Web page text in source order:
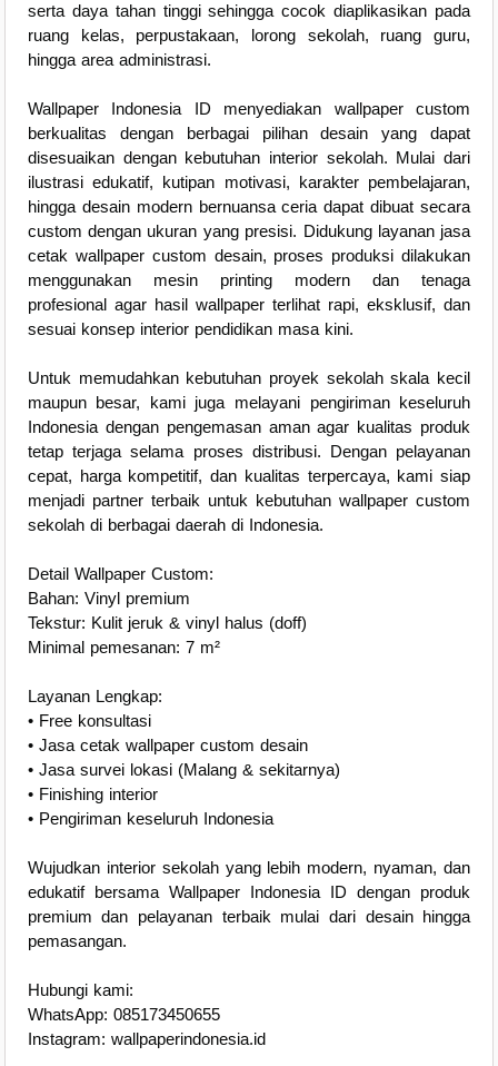
serta daya tahan tinggi sehingga cocok diaplikasikan pada
ruang kelas, perpustakaan, lorong sekolah, ruang guru,
hingga area administrasi.
Wallpaper Indonesia ID menyediakan wallpaper custom
berkualitas dengan berbagai pilihan desain yang dapat
disesuaikan dengan kebutuhan interior sekolah. Mulai dari
ilustrasi edukatif, kutipan motivasi, karakter pembelajaran,
hingga desain modern bernuansa ceria dapat dibuat secara
custom dengan ukuran yang presisi. Didukung layanan jasa
cetak wallpaper custom desain, proses produksi dilakukan
menggunakan mesin printing modern dan tenaga
profesional agar hasil wallpaper terlihat rapi, eksklusif, dan
sesuai konsep interior pendidikan masa kini.
Untuk memudahkan kebutuhan proyek sekolah skala kecil
maupun besar, kami juga melayani pengiriman keseluruh
Indonesia dengan pengemasan aman agar kualitas produk
tetap terjaga selama proses distribusi. Dengan pelayanan
cepat, harga kompetitif, dan kualitas terpercaya, kami siap
menjadi partner terbaik untuk kebutuhan wallpaper custom
sekolah di berbagai daerah di Indonesia.
Detail Wallpaper Custom:
Bahan: Vinyl premium
Tekstur: Kulit jeruk & vinyl halus (doff)
Minimal pemesanan: 7 m²
Layanan Lengkap:
• Free konsultasi
• Jasa cetak wallpaper custom desain
• Jasa survei lokasi (Malang & sekitarnya)
• Finishing interior
• Pengiriman keseluruh Indonesia
Wujudkan interior sekolah yang lebih modern, nyaman, dan
edukatif bersama Wallpaper Indonesia ID dengan produk
premium dan pelayanan terbaik mulai dari desain hingga
pemasangan.
Hubungi kami:
WhatsApp: 085173450655
Instagram: wallpaperindonesia.id